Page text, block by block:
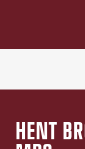
HENT